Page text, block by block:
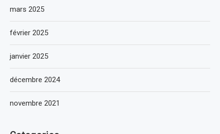
mars 2025
février 2025
janvier 2025
décembre 2024
novembre 2021